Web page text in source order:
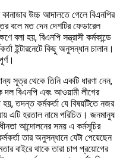
উচ্চ আদালতে গেলে বিএনপির
বলে মত দেন দেশটির ফেডারেল
বলা হয়, বিএনপি সন্ত্রাসী কর্মকান্ডে
ইন্টারনেটে কিছু অনুসন্ধান চালান।
সূত্র থেকে তিনি একটি ধারণা নেন,
দল বিএনপি এবং আওয়ামী লীগের
তদন্ত কর্মকর্তা যে বিষয়টিতে নজর
এটি হরতাল নামে পরিচিত। জনমানুষ
আন্দোলনের সময় এ কর্মসূচির
তার অনুসন্ধানে যেটা পেয়েছেন
বাইরে থাকে তারা চাপ প্রয়োগের